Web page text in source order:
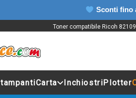
Sconti fino
Toner compatibile Ricoh
Carta InchiostriPlotter